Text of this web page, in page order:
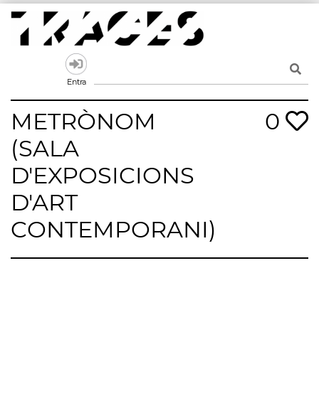
Skip
content
Un mapa de la memòria obert a tothom
Entra
METRÒNOM
(SALA
D'EXPOSICIONS
D'ART
CONTEMPORANI)
0